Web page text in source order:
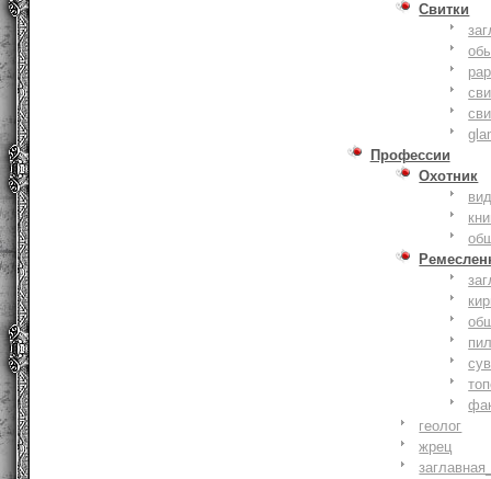
Свитки
Профессии
Охотник
геолог
жрец